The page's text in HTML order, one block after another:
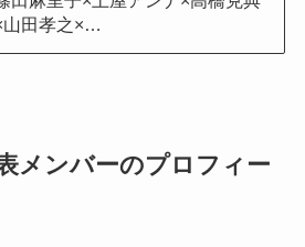
山田孝之×…
メンバーのプロフィー